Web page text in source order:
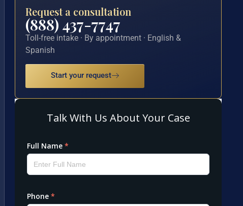
Request a consultation
(888) 437-7747
Toll-free intake · By appointment · English &
Spanish
Start your request